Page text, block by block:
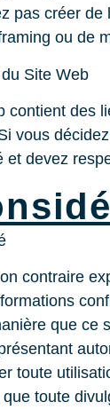
pas créer
ou de
Site Web
contient des
vous
et devez
contraire
que ce
toute
toute